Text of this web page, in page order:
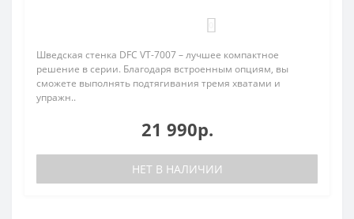
Шведская стенка DFC VT-7007 – лучшее компактное
решение в серии. Благодаря встроенным опциям, вы
сможете выполнять подтягивания тремя хватами и
упражн..
21 990р.
НЕТ В НАЛИЧИИ